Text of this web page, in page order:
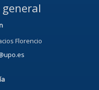
Florencio